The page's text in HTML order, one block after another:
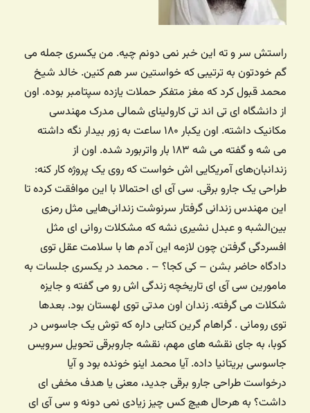
راستش سر و ته این خبر نمی دونم چیه. من یکسری جمله می
گم خودتون به ترتیبی که خواستین سر هم کنین. خالد شیخ
محمد قبول کرد که مغز متفکر حملات یازده سپتامبر بوده. اون
از دانشگاه ای تی اند تی کارولینای شمالی مدرک مهندسی
مکانیک داشته. اون یکبار ۱۸۰ ساعت به زور بیدار نگه داشته
می شه و گفته می شه ۱۸۳ بار واتربورد شده. اون از
زندانبان‌های آمریکایی اش خواست که روی یک پروژه کار کنه:
طراحی یک جارو برقی. سی آی ای احتمالا با این موافقت کرده تا
این مهندس زندانی گرفتار سرنوشت زندانی‌هایی مثل رمزی
بین‌الشبه و عبدل نشیری نشه که مشکلات روانی ای مثل
افسردگی گرفتن چون لازمه این آدم ها با سلامت عقل توی
دادگاه حاضر بشن – کی کجا؟ – . محمد در یکسری جلسات به
مامورین سی آی ای تاریخچه زندگی اش رو می گفته و جایزه
شکلات می گرفته. زندان اون مدتی توی لهستان بود. بعدها
توی رومانی . گراهام گرین کتابی داره که توش یک جاسوس در
کوبا، به جای نقشه های مهم، نقشه جاروبرقی تحویل سرویس
جاسوسی بریتانیا داده. آیا محمد اینو خونده بود و آیا
درخواست طراحی جارو برقی جدید، معنی یا هدف مخفی ای
داشت؟ به هرحال هیچ کس چیز زیادی نمی دونه و سی آی ای